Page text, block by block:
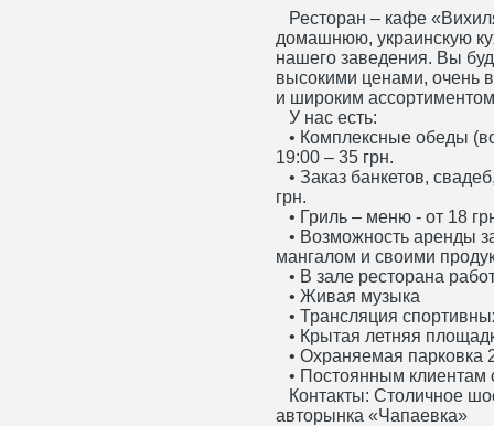
Ресторан – кафе
домашнюю, украинскую
нашего заведения. Вы
высокими ценами, очень
и широким
У нас есть:
• Комплексные обеды
19:00 – 35 грн.
• Заказ банкетов,
грн.
• Гриль – меню - от 18
• Возможность аренды
мангалом и своими
• В зале ресторана
• Живая музыка
• Трансляция
• Крытая летняя
• Охраняемая парковка
• Постоянным клиентам
Контакты: Столичное
авторынка «Чапаевка»